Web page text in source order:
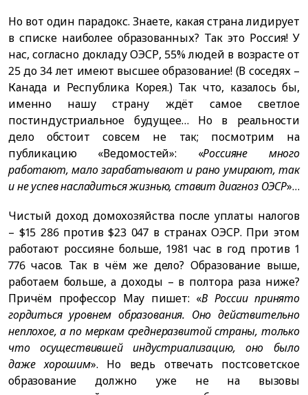
Но вот один парадокс. Знаете, какая страна лидирует
в списке наиболее образованных? Так это Россия! У
нас, согласно докладу ОЭСР, 55% людей в возрасте от
25 до 34 лет имеют высшее образование! (В соседях –
Канада и Республика Корея.) Так что, казалось бы,
именно нашу страну ждёт самое светлое
постиндустриальное будущее… Но в реальности
дело обстоит совсем не так; посмотрим на
публикацию «Ведомостей»: «Россияне много
работают, мало зарабатывают и рано умирают, так
и не успев насладиться жизнью, ставит диагноз ОЭСР»…
Чистый доход домохозяйства после уплаты налогов
– $15 286 против $23 047 в странах ОЭСР. При этом
работают россияне больше, 1981 час в год против 1
776 часов. Так в чём же дело? Образование выше,
работаем больше, а доходы – в полтора раза ниже?
Причём профессор Мау пишет: «В России принято
гордиться уровнем образования. Оно действительно
неплохое, а по меркам среднеразвитой страны, только
что осуществившей индустриализацию, оно было
даже хорошим». Но ведь отвечать постсоветское
образование должно уже не на вызовы